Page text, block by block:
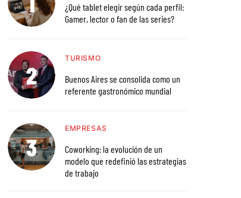
¿Qué tablet elegir según cada perfil:
Gamer, lector o fan de las series?
TURISMO
Buenos Aires se consolida como un
referente gastronómico mundial
EMPRESAS
Coworking: la evolución de un
modelo que redefinió las estrategias
de trabajo